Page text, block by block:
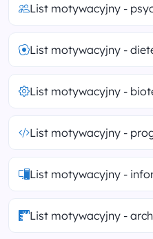
List motywacyjny -
List motywacyjny -
List motywacyjny -
List motywacyjny -
List motywacyjny -
List motywacyjny -